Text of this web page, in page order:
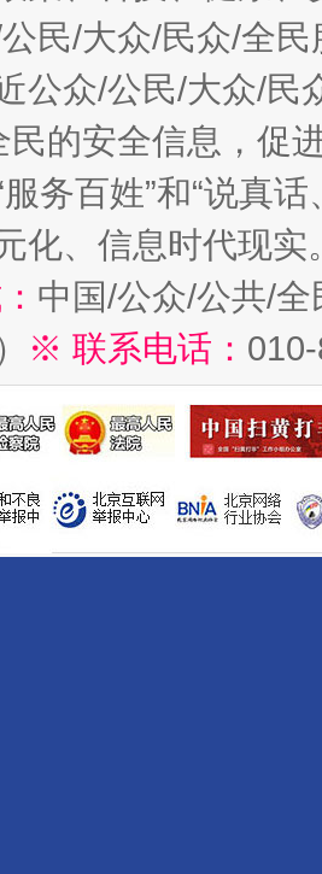
民/大众/民众/全
公众/公民/大众/民
民的安全信息，促
务百姓”和“说真
化、信息时代现实
中国/公众/公共/
※ 联系电话：